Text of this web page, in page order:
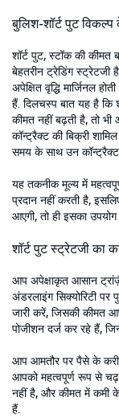
बुलिश-शॉर्ट पुट
शॉर्ट पुट, स्टॉक की कीमत
बेहतरीन ट्रेडिंग स्ट्रेटजी
अपेक्षित वृद्धि मार्जिनल
हैं. दिलचस्प बात यह है कि
कीमत नहीं बढ़ती है, तो
कॉन्ट्रैक्ट की बिक्री
समय के साथ उन
यह तकनीक मूल्य में
प्रदान नहीं करती है,
आएगी, तो ही इसका
शॉर्ट पुट स्ट्रेटजी का
आप अपेक्षाकृत आसान
अंडरलाइंग सिक्योरिटी
जारी करें, जिसकी कीमत
पोजीशन दर्ज कर रहे हैं,
आप आमतौर पर पैसे के
आपको महत्वपूर्ण रूप से
नहीं है, और कीमत में कमी
हैं.